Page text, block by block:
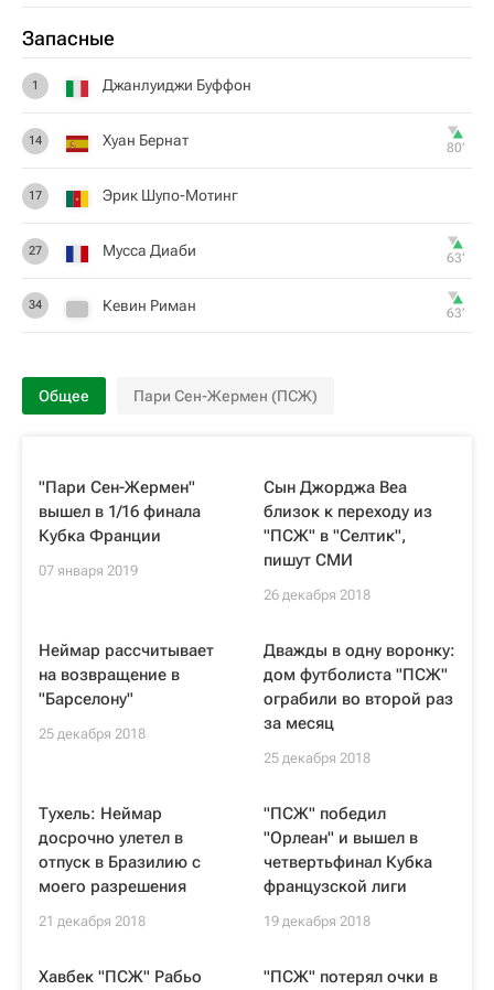
Запасные
1 Джанлуиджи Буффон
14 Хуан Бернат 80‎’‎
17 Эрик Шупо-Мотинг
27 Мусса Диаби 63‎’‎
34 Кевин Риман 63‎’‎
Общее Пари Сен-Жермен (ПСЖ)
"Пари Сен-Жермен"
вышел в 1/16 финала
Кубка Франции
07 января 2019
Сын Джорджа Веа
близок к переходу из
"ПСЖ" в "Селтик",
пишут СМИ
26 декабря 2018
Неймар рассчитывает
на возвращение в
"Барселону"
25 декабря 2018
Дважды в одну воронку:
дом футболиста "ПСЖ"
ограбили во второй раз
за месяц
25 декабря 2018
Тухель: Неймар
досрочно улетел в
отпуск в Бразилию с
моего разрешения
21 декабря 2018
"ПСЖ" победил
"Орлеан" и вышел в
четвертьфинал Кубка
французской лиги
19 декабря 2018
Хавбек "ПСЖ" Рабьо
"ПСЖ" потерял очки в